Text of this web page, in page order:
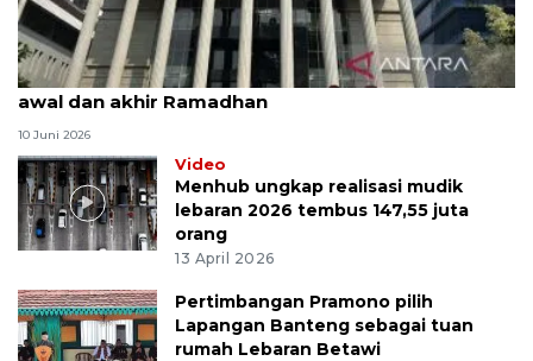
MK uji materi UU Peradilan Agama perihal isbat
awal dan akhir Ramadhan
10 Juni 2026
Video
Menhub ungkap realisasi mudik
lebaran 2026 tembus 147,55 juta
orang
13 April 2026
Pertimbangan Pramono pilih
Lapangan Banteng sebagai tuan
rumah Lebaran Betawi